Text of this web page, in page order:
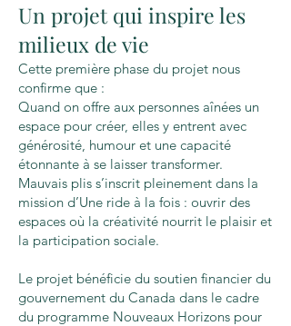
Un projet qui inspire les
milieux de vie
Cette première phase du projet nous
confirme que :
Quand on offre aux personnes aînées un
espace pour créer, elles y entrent avec
générosité, humour et une capacité
étonnante à se laisser transformer.
Mauvais plis s’inscrit pleinement dans la
mission d’Une ride à la fois : ouvrir des
espaces où la créativité nourrit le plaisir et
la participation sociale.
Le projet bénéficie du soutien financier du
gouvernement du Canada dans le cadre
du programme Nouveaux Horizons pour